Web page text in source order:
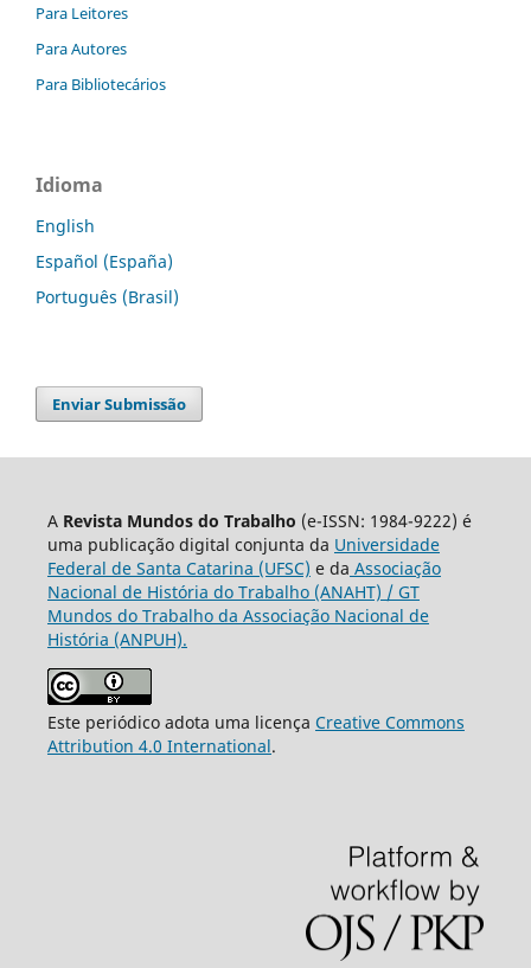
Para Leitores
Para Autores
Para Bibliotecários
Idioma
English
Español (España)
Português (Brasil)
Enviar Submissão
A Revista Mundos do Trabalho (e-ISSN: 1984-9222) é
uma publicação digital conjunta da Universidade
Federal de Santa Catarina (UFSC) e da Associação
Nacional de História do Trabalho (ANAHT) / GT
Mundos do Trabalho da Associação Nacional de
História (ANPUH).
Este periódico adota uma licença Creative Commons
Attribution 4.0 International.